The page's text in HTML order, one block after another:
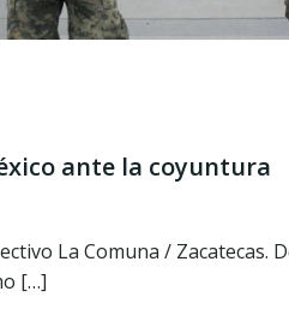
ante la coyuntura
La Comuna / Zacatecas.
[…]